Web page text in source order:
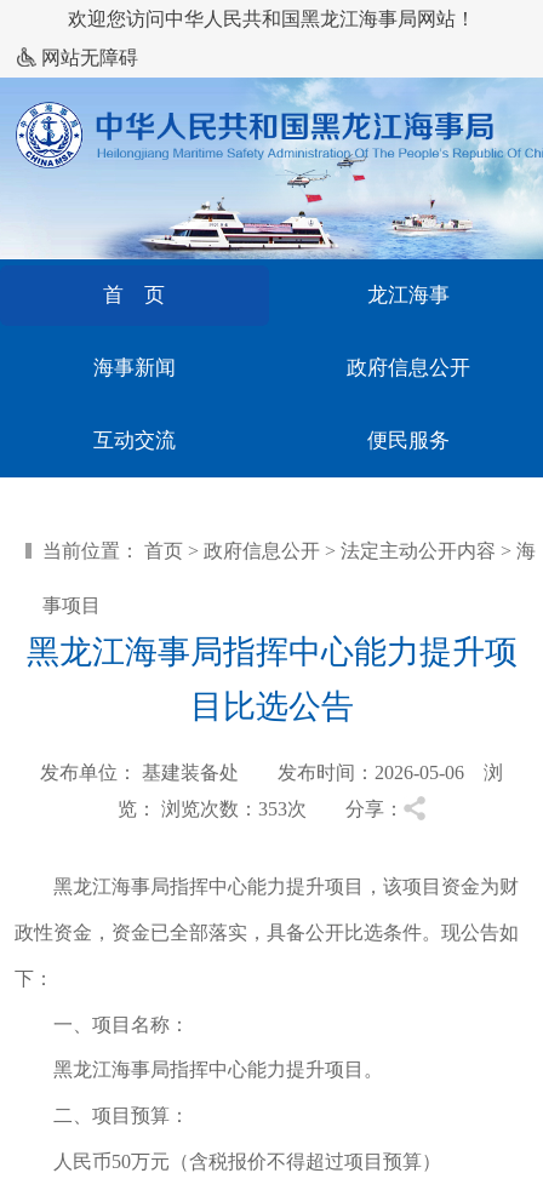
欢迎您访问中华人民共和国黑龙江海事局网站！
网站无障碍
首 页 龙江海事
海事新闻 政府信息公开
互动交流 便民服务
当前位置： 首页 > 政府信息公开 > 法定主动公开内容 > 海
事项目
黑龙江海事局指挥中心能力提升项
目比选公告
发布单位： 基建装备处 发布时间：2026-05-06 浏
览： 浏览次数：353次 分享：
黑龙江海事局指挥中心能力提升项目，该项目资金为财
政性资金，资金已全部落实，具备公开比选条件。现公告如
下：
一、项目名称：
黑龙江海事局指挥中心能力提升项目。
二、项目预算：
人民币50万元（含税报价不得超过项目预算）